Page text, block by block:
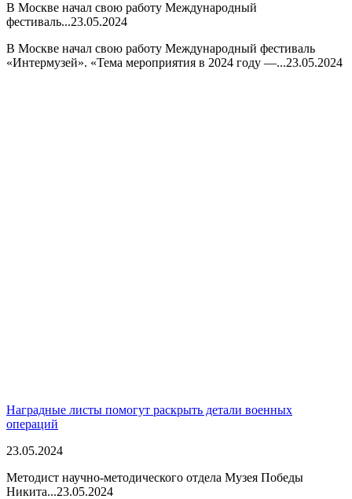
В Москве начал свою работу Международный
фестиваль...23.05.2024
В Москве начал свою работу Международный фестиваль
«Интермузей». «Тема мероприятия в 2024 году —...23.05.2024
Наградные листы помогут раскрыть детали военных
операций
23.05.2024
Методист научно-методического отдела Музея Победы
Никита...23.05.2024